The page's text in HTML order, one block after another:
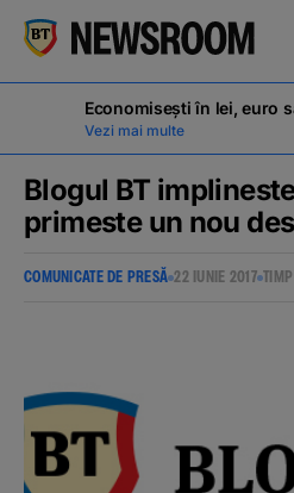
COMUNICATE DE
NOUTĂȚI
Economisești în lei, euro
Vezi mai multe
Blogul BT
primeste un nou
COMUNICATE DE PRESĂ 22 IUNIE 2017